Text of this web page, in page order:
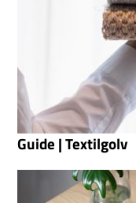
Guide | Textilgolv